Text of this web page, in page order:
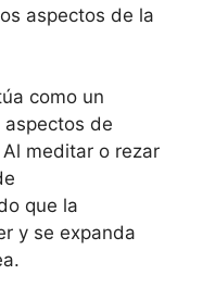
aspectos de la
como un
de
meditar o rezar
que la
y se expanda